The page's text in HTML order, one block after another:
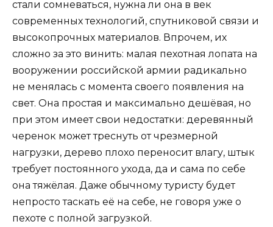
стали сомневаться, нужна ли она в век
современных технологий, спутниковой связи и
высокопрочных материалов. Впрочем, их
сложно за это винить: малая пехотная лопата на
вооружении российской армии радикально
не менялась с момента своего появления на
свет. Она простая и максимально дешёвая, но
при этом имеет свои недостатки: деревянный
черенок может треснуть от чрезмерной
нагрузки, дерево плохо переносит влагу, штык
требует постоянного ухода, да и сама по себе
она тяжёлая. Даже обычному туристу будет
непросто таскать её на себе, не говоря уже о
пехоте с полной загрузкой.